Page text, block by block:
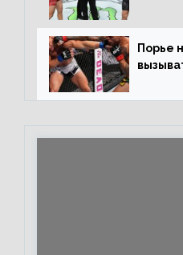
Порье